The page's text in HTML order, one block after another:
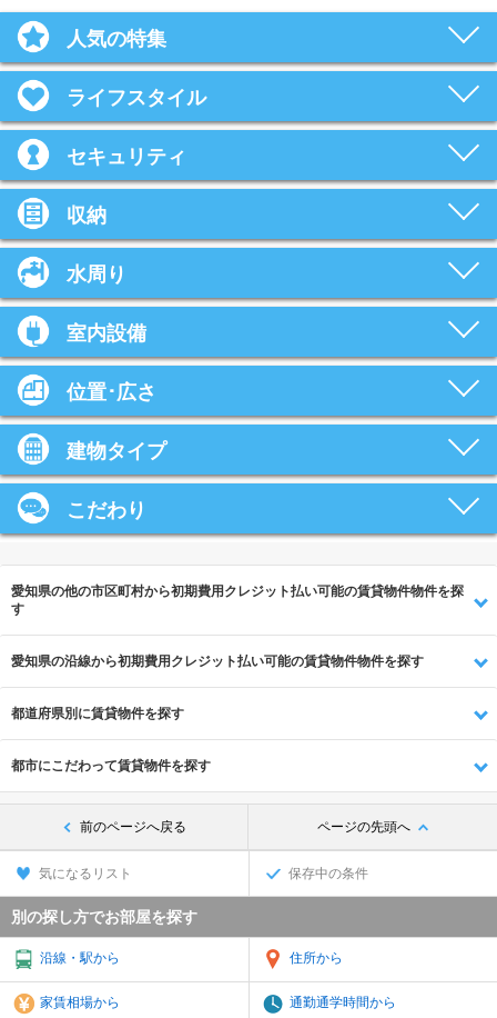
人気の特集
ライフスタイル
セキュリティ
収納
水周り
室内設備
位置･広さ
建物タイプ
こだわり
愛知県の他の市区町村から初期費用クレジット払い可能の賃貸物件物件を探
す
愛知県の沿線から初期費用クレジット払い可能の賃貸物件物件を探す
都道府県別に賃貸物件を探す
都市にこだわって賃貸物件を探す
前のページへ戻る ページの先頭へ
気になるリスト 保存中の条件
別の探し方でお部屋を探す
沿線・駅から 住所から
家賃相場から 通勤通学時間から